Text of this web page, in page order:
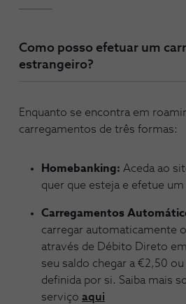
Como posso efetuar um
estrangeiro?
Enquanto se encontra em
carregamentos de três formas:
Homebanking: Aceda ao
quer que esteja e efetue
Carregamentos
carregar automaticamente
através de Débito Direto
seu saldo chegar a €2,50
definida por si. Saiba mais
serviço aqui